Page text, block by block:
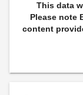
This data
Please note
content